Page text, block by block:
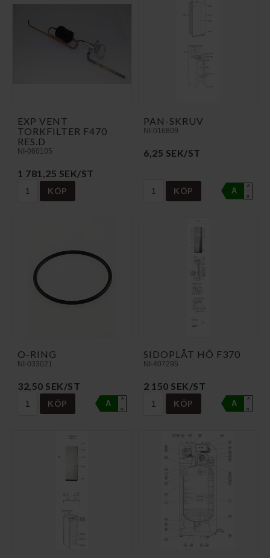
EXP VENT
TORKFILTER F470
RES.D
NI-060105
1 781,25 SEK/ST
KÖP
PAN-SKRUV
NI-016809
6,25 SEK/ST
KÖP A
A
↑
G
O-RING
NI-033021
32,50 SEK/ST
KÖP A
A
↑
G
SIDOPLÅT HÖ F370
NI-407295
2 150 SEK/ST
KÖP A
A
↑
G